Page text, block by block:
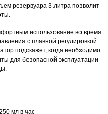
резервуара 3 литра позволит
использование во время
с плавной регулировкой
подскажет, когда необходимо
для безопасной эксплуатации
мл в час